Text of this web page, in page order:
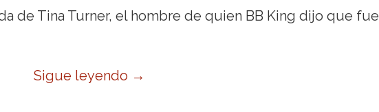
de Tina Turner, el hombre de quien BB King dijo que fue
Sigue leyendo →